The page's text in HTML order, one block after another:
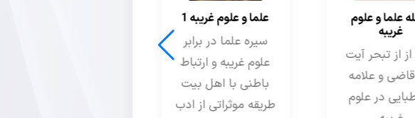
و علوم غریبه 1
علما در برابر
و ارتباط
با اهل بیت
موثراتی از ادب
علم رمل
عظمت علم رمل در
دیدگاه اهل فن
مشاهده